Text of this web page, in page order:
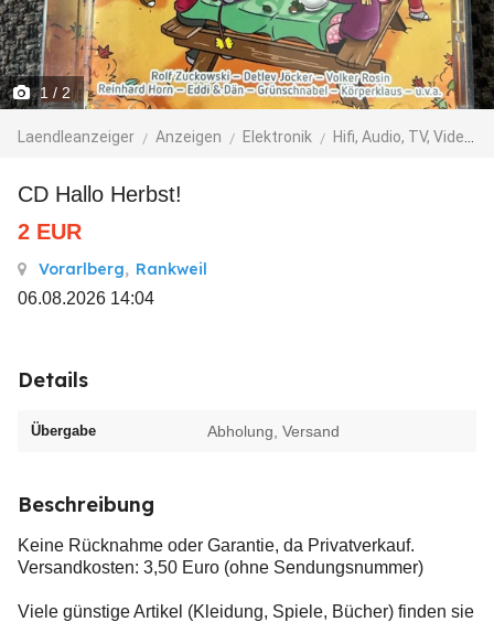
1 / 2
Laendleanzeiger Anzeigen Elektronik Hifi, Audio, TV, Video, Foto
CD Hallo Herbst!
2 EUR
Vorarlberg, Rankweil
06.08.2026 14:04
Details
Übergabe Abholung, Versand
Beschreibung
Keine Rücknahme oder Garantie, da Privatverkauf.
Versandkosten: 3,50 Euro (ohne Sendungsnummer)
Viele günstige Artikel (Kleidung, Spiele, Bücher) finden sie